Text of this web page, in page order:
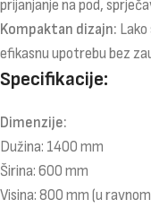
prijanjanje na pod,
Kompaktan dizajn:
efikasnu upotrebu bez
Specifikacije:
Dimenzije:
Dužina: 1400 mm
Širina: 600 mm
Visina: 800 mm (u